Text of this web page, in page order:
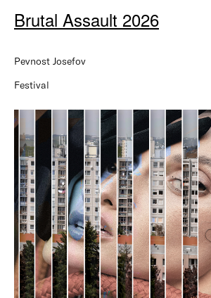
Brutal Assault 2026
Pevnost Josefov
Festival